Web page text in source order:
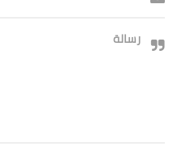
رسالة